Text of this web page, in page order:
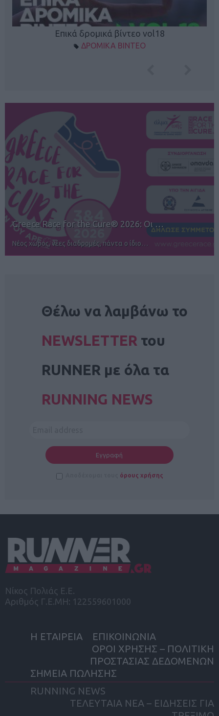
Επικά δρομικά βίντεο vol18
ΔΡΟΜΙΚΑ ΒΙΝΤΕΟ
12ος TUI Rhodes Marathon: Άνοιγμα ε…
Αγώνες για όλους στην Ρόδο
Θέλω να λαμβάνω το
NEWSLETTER του
RUNNER με όλα τα
RUNNING NEWS
όρους χρήσης
Νίκος Πολιάς Ε.Ε.
Αριθμός Γ.Ε.ΜΗ: 122559601000
Η ΕΤΑΙΡΕΙΑ
ΕΠΙΚΟΙΝΩΝΙΑ
ΟΡΟΙ ΧΡΗΣΗΣ – ΠΟΛΙΤΙΚΗ
ΠΡΟΣΤΑΣΙΑΣ ΔΕΔΟΜΕΝΩΝ
ΣΗΜΕΙΑ ΠΩΛΗΣΗΣ
RUNNING NEWS
ΤΕΛΕΥΤΑΙΑ ΝΕΑ – ΕΙΔΗΣΕΙΣ ΓΙΑ